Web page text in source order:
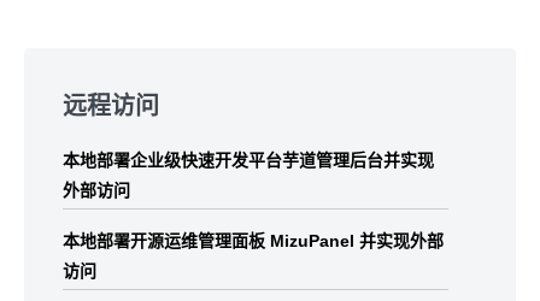
footer
远程访问
本地部署企业级快速开发平台芋道管理后台并实现
外部访问
本地部署开源运维管理面板 MizuPanel 并实现外部
访问